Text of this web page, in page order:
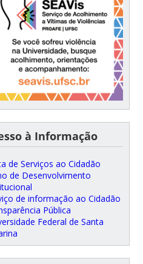
à Informação
de Serviços ao Cidadão
de Desenvolvimento
de informação ao Cidadão
Pública
Federal de Santa